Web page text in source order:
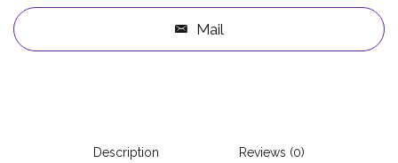
Mail
Description Reviews (0)